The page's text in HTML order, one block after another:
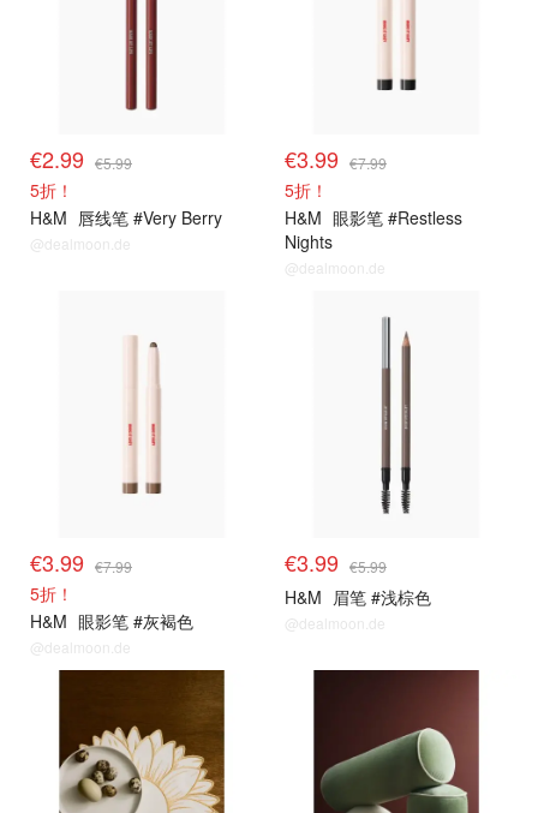
€2.99 €5.99
5折！
H&M 唇线笔 #Very Berry
@dealmoon.de
€3.99 €7.99
5折！
H&M 眼影笔 #Restless
Nights
@dealmoon.de
€3.99 €7.99
5折！
H&M 眼影笔 #灰褐色
@dealmoon.de
€3.99 €5.99
H&M 眉笔 #浅棕色
@dealmoon.de